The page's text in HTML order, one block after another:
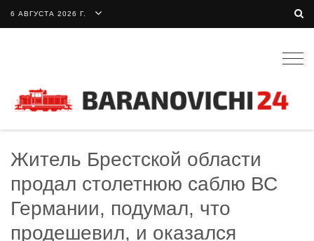
6 АВГУСТА 2026 Г.
Житель Брестской области
продал столетнюю саблю ВС
Германии, подумал, что
продешевил, и оказался